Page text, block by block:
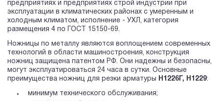
предприятиях и предприятиях строй индустрии при
эксплуатации в климатических районах с умеренным и
холодным климатом, исполнение - УХЛ, категория
размещения 4 по ГОСТ 15150-69.
Ножницы по металлу являются воплощением современных
технологий в области машиностроения, конструкция
ножниц защищена патентом РФ. Они надежны и безопасны,
могут эксплуатироваться 24 часа в сутки. Основные
преимущества ножниц для резки арматуры
Н1226Г, Н1229:
минимум технического обслуживания;